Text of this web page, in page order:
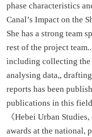
phase characteristics
Canal’s Impact on the
She has a strong team
rest of the project
including collecting the
analysing data,,
reports has been
publications in this
《Hebei Urban
awards at the national,